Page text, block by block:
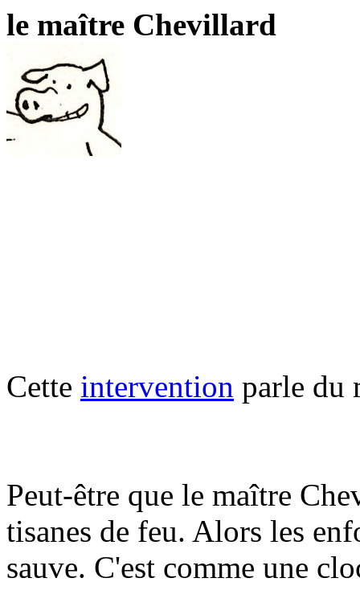
le maître Chevillard
Cette intervention parle du
Peut-être que le maître
tisanes de feu. Alors les
sauve. C'est comme une